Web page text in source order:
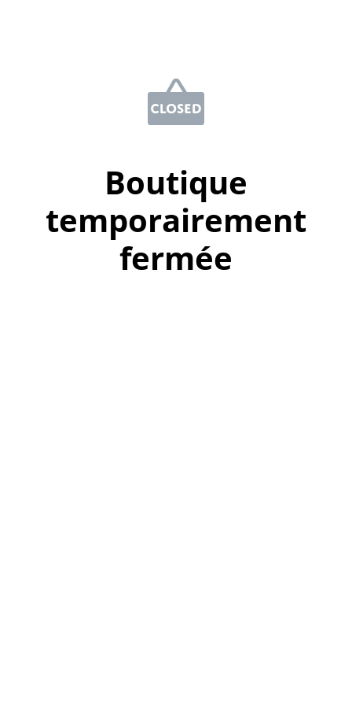
Boutique
temporairement
fermée